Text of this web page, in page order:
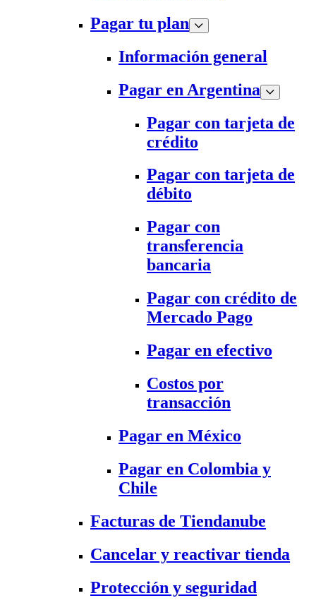
Pagar tu plan
Información general
Pagar en Argentina
Pagar con tarjeta de
crédito
Pagar con tarjeta de
débito
Pagar con
transferencia
bancaria
Pagar con crédito de
Mercado Pago
Pagar en efectivo
Costos por
transacción
Pagar en México
Pagar en Colombia y
Chile
Facturas de Tiendanube
Cancelar y reactivar tienda
Protección y seguridad